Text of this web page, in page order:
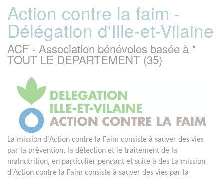
Action contre la faim -
Délégation d'Ille-et-Vilaine
ACF - Association bénévoles basée à *
TOUT LE DEPARTEMENT (35)
La mission d'Action contre la Faim consiste à sauver des vies
par la prévention, la détection et le traitement de la
malnutrition, en particulier pendant et suite à des La mission
d'Action contre la Faim consiste à sauver des vies par la